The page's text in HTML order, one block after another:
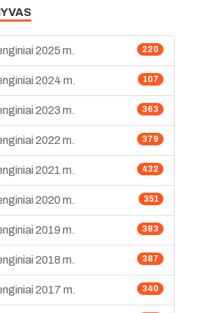
220
2025 m.
107
2024 m.
363
2023 m.
379
2022 m.
432
2021 m.
351
2020 m.
383
2019 m.
387
2018 m.
340
2017 m.